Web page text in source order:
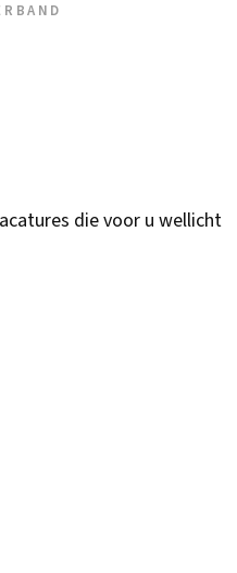
die voor u wellicht